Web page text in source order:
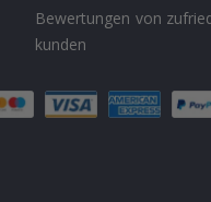
Bewertungen von
kunden